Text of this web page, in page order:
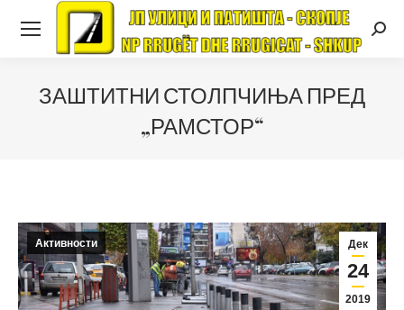
ЗАШТИТНИ СТОЛПЧИЊА ПРЕД
„РАМСТОР“
Дек
24
2019
Активности